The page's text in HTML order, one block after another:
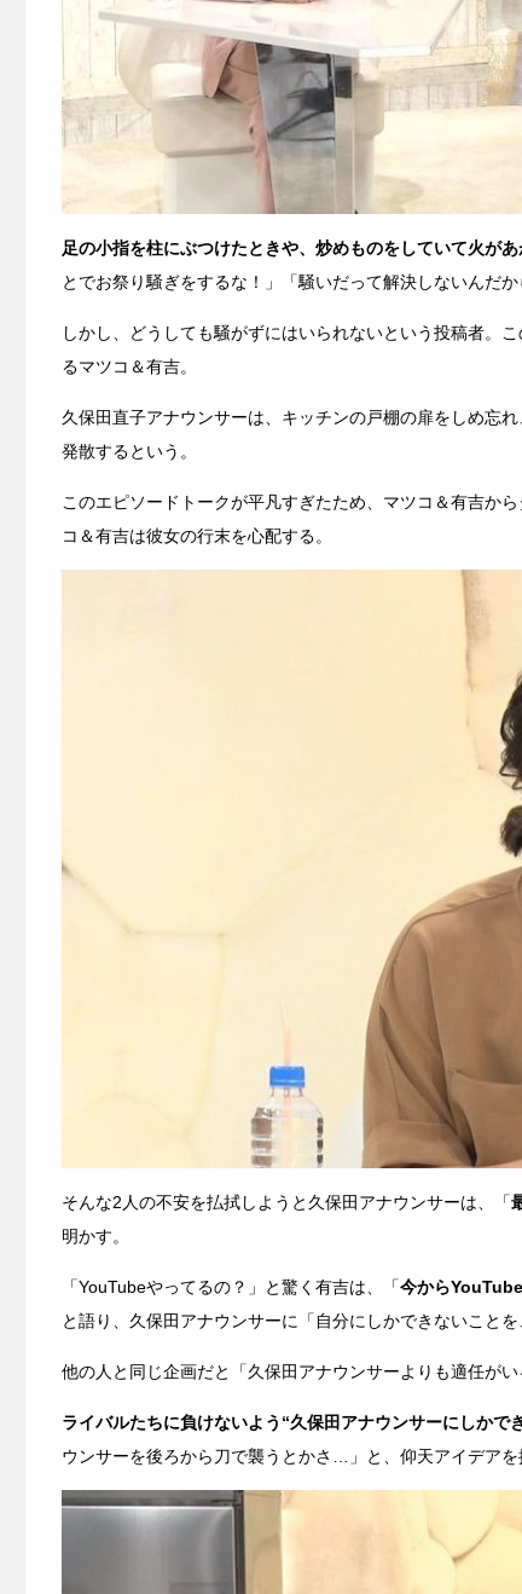
足の小指を柱にぶつけたときや、炒めものをしていて火が
とでお祭り騒ぎをするな！」「騒いだって解決しないんだか
しかし、どうしても騒がずにはいられないという投稿者。こ
るマツコ＆有吉。
久保田直子アナウンサーは、キッチンの戸棚の扉をしめ忘
発散するという。
このエピソードトークが平凡すぎたため、マツコ＆有吉か
コ＆有吉は彼女の行末を心配する。
そんな2人の不安を払拭しようと久保田アナウンサーは、「
明かす。
「YouTubeやってるの？」と驚く有吉は、「今から
と語り、久保田アナウンサーに「自分にしかできないこと
他の人と同じ企画だと「久保田アナウンサーよりも適任が
ライバルたちに負けないよう“久保田アナウンサーにしかで
ウンサーを後ろから刀で襲うとかさ…」と、仰天アイデア